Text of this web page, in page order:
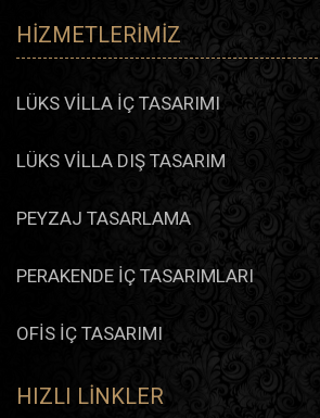
HIZMETLERIMIZ
LÜKS VİLLA İÇ TASARIMI
LÜKS VİLLA DIŞ TASARIM
PEYZAJ TASARLAMA
PERAKENDE İÇ TASARIMLARI
OFİS İÇ TASARIMI
HIZLI LINKLER